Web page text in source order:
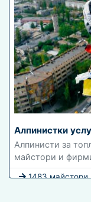
Алпинистки
Алпинисти за
майстори и
1483 майстори